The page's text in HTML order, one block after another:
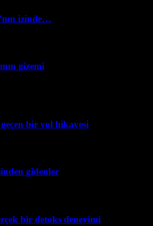
izinde…
gizemi
bir yol hikayesi
gidenler
bir detoks deneyimi